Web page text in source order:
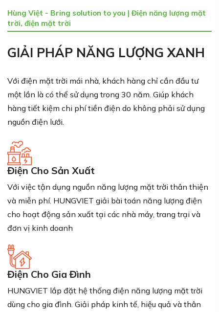
Hùng Việt - Bring solution to you | Điện năng lượng mặt
trời, điện mặt trời
GIẢI PHÁP NĂNG LƯỢNG XANH
Với điện mặt trời mái nhà, khách hàng chỉ cần đầu tư
một lần là có thể sử dụng trong 30 năm. Giúp khách
hàng tiết kiệm chi phí tiền điện do không phải sử dụng
nguồn điện lưới.
Điện Cho Sản Xuất
Với việc tận dụng nguồn năng lượng mặt trời thân thiện
và miễn phí. HUNGVIET giải bài toán năng lượng điện
cho hoạt động sản xuất tại các nhà máy, trang trại và
đơn vị kinh doanh
Điện Cho Gia Đình
HUNGVIET lắp đặt hệ thống điện năng lượng mặt trời
dùng cho gia đình. Giải pháp kinh tế, hiệu quả và thân